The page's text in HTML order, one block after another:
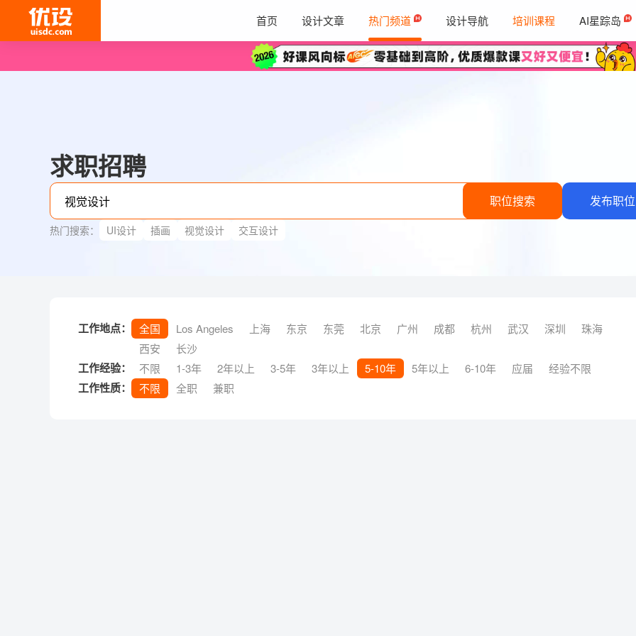
首页 设计文章 热门频道 设计导航 培训课程 AI星踪岛
求职招聘
职位搜索 发布职位
热门搜索： UI设计 插画 视觉设计 交互设计
工作地点： 全国 Los Angeles 上海 东京 东莞 北京 广州 成都 杭州 武汉 深圳
珠海
西安
长沙
工作经验： 不限 1-3年 2年以上 3-5年 3年以上 5-10年 5年以上 6-10年 应届 经验不限
工作性质： 不限 全职 兼职